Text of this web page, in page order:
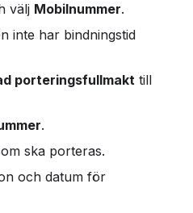
välj Mobilnummer.
inte har bindningstid
porteringsfullmakt till
.
ska porteras.
och datum för